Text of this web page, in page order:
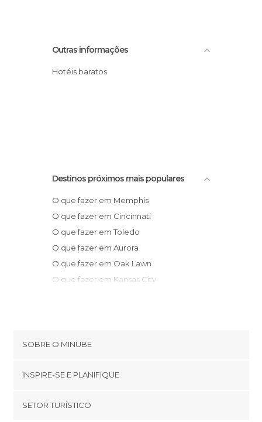
Outras informações
Hotéis baratos
Destinos próximos mais populares
O que fazer em Memphis
O que fazer em Cincinnati
O que fazer em Toledo
O que fazer em Aurora
O que fazer em Oak Lawn
O que fazer em Kansas City
O que fazer em Milwaukee
O que fazer em Louisville
O que fazer em Albany
SOBRE O MINUBE
Términos e Condições
INSPIRE-SE E PLANIFIQUE
footer@item_discovertips_anchor
SETOR TURÍSTICO